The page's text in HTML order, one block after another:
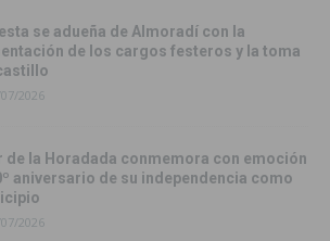
se adueña de Almoradí con la
de los cargos festeros y la toma
2026
de la Horadada conmemora con emoción
aniversario de su independencia como
2026